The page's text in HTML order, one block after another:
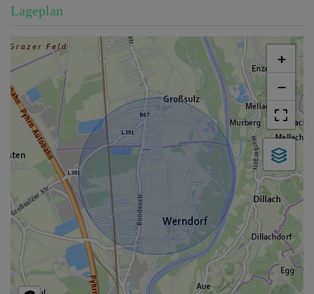
Lageplan
+
−